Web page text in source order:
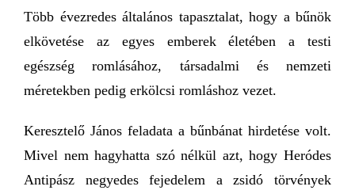
Több évezredes általános tapasztalat, hogy a bűnök
elkövetése az egyes emberek életében a testi
egészség romlásához, társadalmi és nemzeti
méretekben pedig erkölcsi romláshoz vezet.
Keresztelő János feladata a bűnbánat hirdetése volt.
Mivel nem hagyhatta szó nélkül azt, hogy Heródes
Antipász negyedes fejedelem a zsidó törvények